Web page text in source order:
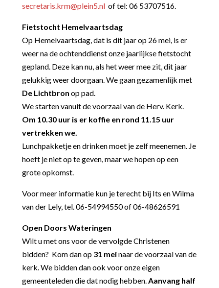
secretaris.krm@plein5.nl of tel: 06 53707516.
Fietstocht Hemelvaartsdag
Op Hemelvaartsdag, dat is dit jaar op 26 mei, is er
weer na de ochtenddienst onze jaarlijkse fietstocht
gepland. Deze kan nu, als het weer mee zit, dit jaar
gelukkig weer doorgaan. We gaan gezamenlijk met
De Lichtbron op pad.
We starten vanuit de voorzaal van de Herv. Kerk.
Om 10.30 uur is er koffie en rond 11.15 uur
vertrekken we.
Lunchpakketje en drinken moet je zelf meenemen. Je
hoeft je niet op te geven, maar we hopen op een
grote opkomst.
Voor meer informatie kun je terecht bij Its en Wilma
van der Lely, tel.06-54994550 of 06-48626591
Open Doors Wateringen
Wilt u met ons voor de vervolgde Christenen
bidden? Kom dan op 31 meinaar de voorzaal van de
kerk. We bidden dan ook voor onze eigen
gemeenteleden die dat nodig hebben.Aanvang half